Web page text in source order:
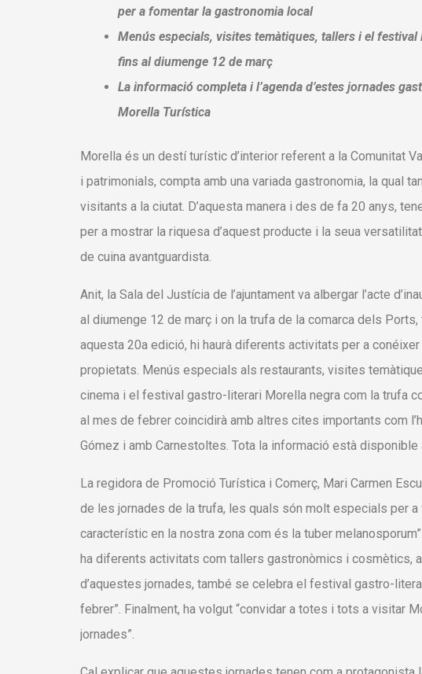
per a fomentar la gastronomia local
Menús especials, visites temàtiques, tallers i el
fins al diumenge 12 de març
La informació completa i l’agenda d’estes jornades
Morella Turística
Morella és un destí turístic d’interior referent a la Comunitat
i patrimonials, compta amb una variada gastronomia, la qual
visitants a la ciutat. D’aquesta manera i des de fa 20 anys,
per a mostrar la riquesa d’aquest producte i la seua
de cuina avantguardista.
Anit, la Sala del Justícia de l’ajuntament va albergar l’acte
al diumenge 12 de març i on la trufa de la comarca dels
aquesta 20a edició, hi haurà diferents activitats per a
propietats. Menús especials als restaurants, visites
cinema i el festival gastro-literari Morella negra com la trufa
al mes de febrer coincidirà amb altres cites importants com
Gómez i amb Carnestoltes. Tota la informació està
La regidora de Promoció Turística i Comerç, Mari Carmen
de les jornades de la trufa, les quals són molt especials per
característic en la nostra zona com és la tuber
ha diferents activitats com tallers gastronòmics i cosmètics,
d’aquestes jornades, també se celebra el festival gastro-
febrer”. Finalment, ha volgut “convidar a totes i tots a visitar
jornades”.